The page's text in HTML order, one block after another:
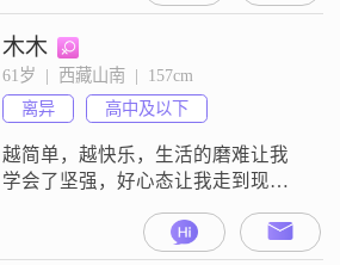
觉得没这必要！朴实勤劳的我，真
心想借着这个平台找寻自己的另一
半！家里的父母也都快到花甲之年
了！真的不想他们从小操劳我姐，
我，我妹妹三子妹抚养成人，现在
又来为我的婚事操劳！在这里我真
心的期待你的到来！非
木木
61岁  |  西藏山南  |  157cm
离异
高中及以下
越简单，越快乐，生活的磨难让我
学会了坚强，好心态让我走到现